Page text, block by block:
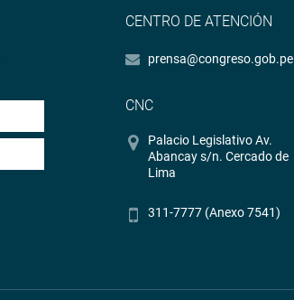
CENTRO DE ATENCIÓN
prensa@congreso.gob.pe
CNC
Palacio Legislativo Av.
Abancay s/n. Cercado de
Lima
311-7777 (Anexo 7541)